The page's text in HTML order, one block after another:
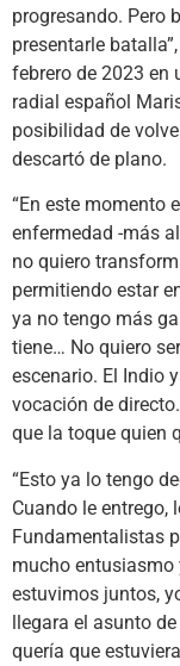
progresando. Pero
presentarle
febrero de 2023 en
radial español
posibilidad de
descartó de plano.
“En este momento
enfermedad -más
no quiero
permitiendo estar
ya no tengo más
tiene… No quiero
escenario. El Indio
vocación de
que la toque quien
“Esto ya lo tengo
Cuando le entrego,
Fundamentalistas
mucho entusiasmo
estuvimos juntos,
llegara el asunto
quería que